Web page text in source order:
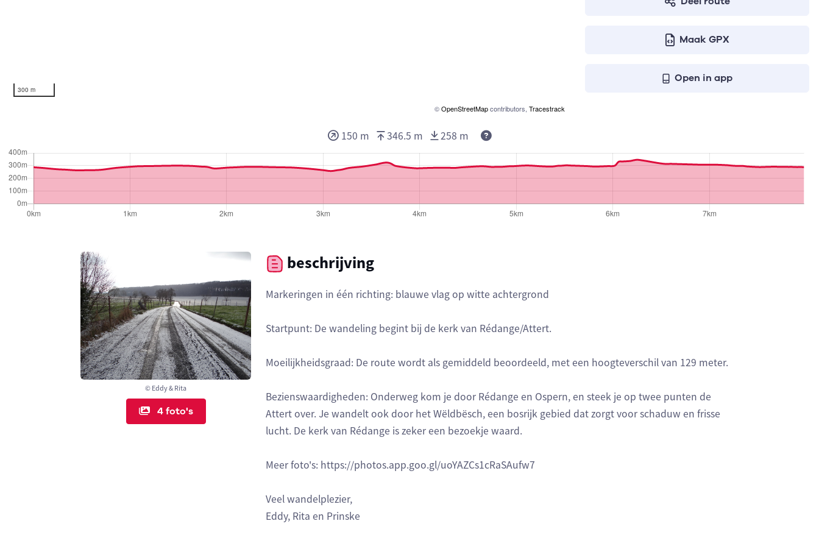
300 m
©OpenStreetMapcontributors, Tracestrack
Maak GPX
Open in app
150 m 346.5 m 258 m Deze waarden geven respectievelijk het aantal te stijgen meters, het
© Eddy & Rita
4 foto's
beschrijving
Markeringen in één richting: blauwe vlag op witte achtergrond
Startpunt: De wandeling begint bij de kerk van Rédange/Attert.
Moeilijkheidsgraad: De route wordt als gemiddeld beoordeeld, met een hoogteverschil van 129 meter.
Bezienswaardigheden: Onderweg kom je door Rédange en Ospern, en steek je op twee punten de
Attert over. Je wandelt ook door het Wëldbësch, een bosrijk gebied dat zorgt voor schaduw en frisse
lucht. De kerk van Rédange is zeker een bezoekje waard.
Meer foto's: https://photos.app.goo.gl/uoYAZCs1cRaSAufw7
Veel wandelplezier,
Eddy, Rita en Prinske